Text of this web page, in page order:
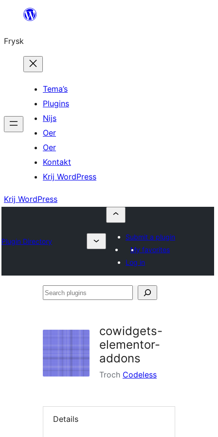
Fierder
ynhâld
Frysk
Tema’s
Plugins
Nijs
Oer
Oer
Kontakt
Krij WordPress
Krij WordPress
Plugin Directory
Submit a plugin
My favorites
Log in
Search
cowidgets-
elementor-
addons
Troch Codeless
Details